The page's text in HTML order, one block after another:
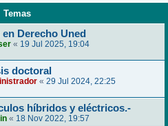
Temas
Derecho Uned
« 19 Jul 2025, 19:04
doctoral
« 29 Jul 2024, 22:25
híbridos y eléctricos.-
« 18 Nov 2022, 19:57